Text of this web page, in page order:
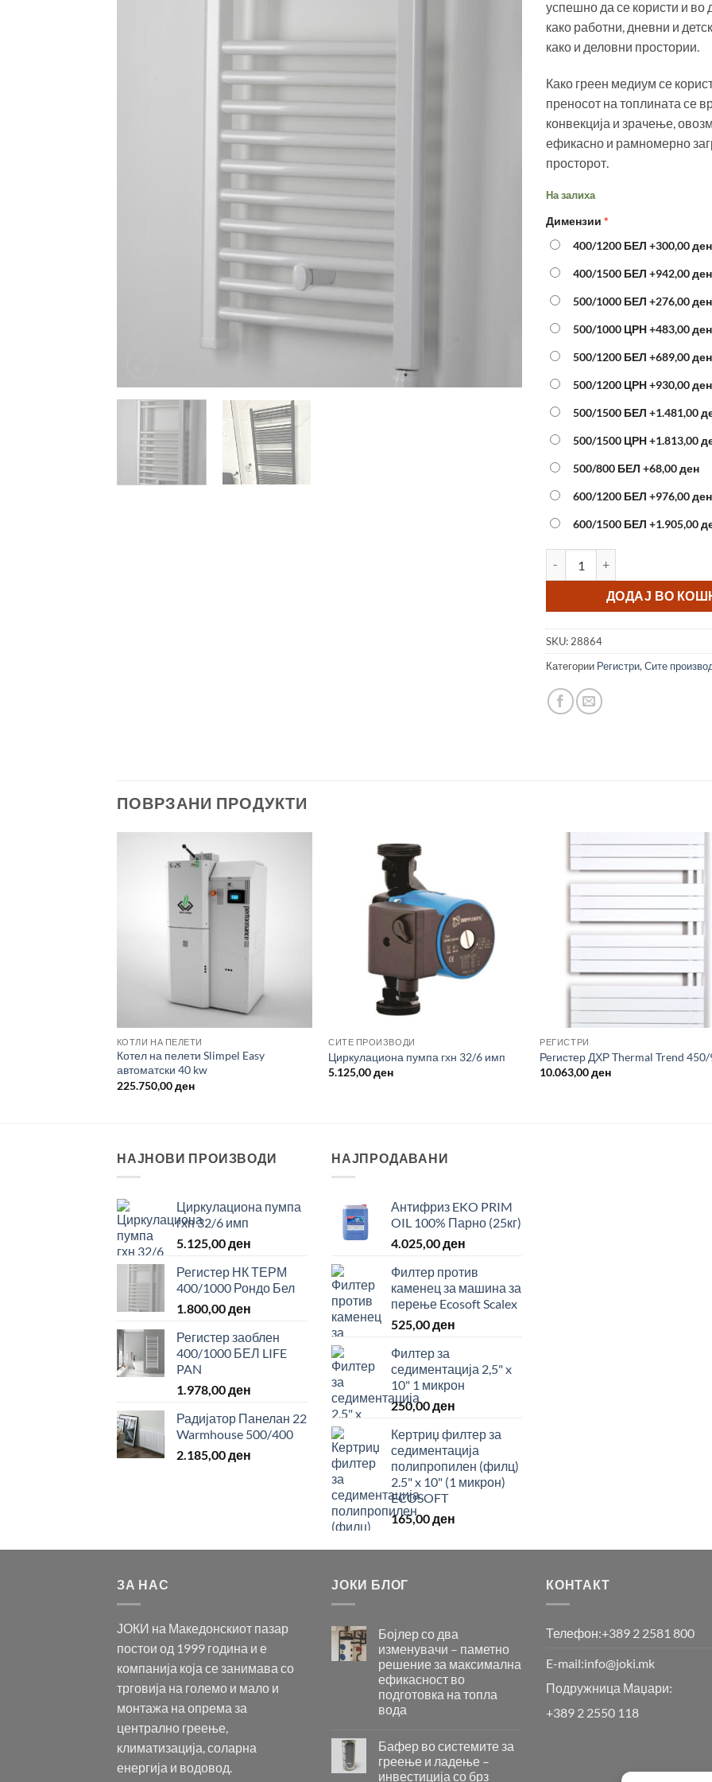
успешно да се користи и во
како работни, дневни и
како и деловни простории.
Како греен медиум се
преносот на топлината се
конвекција и зрачење,
ефикасно и рамномерно
просторот.
На залиха
Димензии
400/1200 БЕЛ +300,00 ден
400/1500 БЕЛ +942,00 ден
500/1000 БЕЛ +276,00 ден
500/1000 ЦРН+483,00 ден
500/1200 БЕЛ +689,00 ден
500/1200 ЦРН+930,00 ден
500/1500 БЕЛ +1.481,00
500/1500 ЦРН+1.813,00
500/800 БЕЛ +68,00 ден
600/1200 БЕЛ +976,00 ден
600/1500 БЕЛ +1.905,00
ДОДАЈ ВО
SKU: 28864
Категории Регистри, Сите
ПОВРЗАНИ ПРОДУКТИ
КОТЛИ НА ПЕЛЕТИ
Котел на пелети Slimpel Easy
автоматски 40 kw
225.750,00ден
СИТЕ ПРОИЗВОДИ
Циркулациона пумпа гхн 32/6 имп
5.125,00ден
РЕГИСТРИ
Регистер ДХР Thermal Trend
10.063,00ден
НАЈНОВИ ПРОИЗВОДИ
Циркулациона пумпа
гхн 32/6 имп
5.125,00ден
Регистер НК ТЕРМ
400/1000 Рондо Бел
1.800,00ден
Регистер заоблен
400/1000 БЕЛ LIFE
PAN
1.978,00ден
Радијатор Панелан 22
Warmhouse 500/400
2.185,00ден
НАЈПРОДАВАНИ
Антифриз EKO PRIM
OIL 100% Парно (25кг)
4.025,00ден
Филтер против
каменец за машина за
перење Ecosoft Scalex
525,00ден
Филтер за
седиментација 2,5" x
10" 1 микрон
250,00ден
Кертриџ филтер за
седиментација
полипропилен (филц)
2.5" x 10" (1 микрон)
ECOSOFT
165,00ден
ЗА НАС
ЈОКИ на Македонскиот пазар
постои од 1999 година и е
компанија која се занимава со
трговија на големо и мало и
монтажа на опрема за
централно греење,
климатизација, соларна
енергија и водовод.
ЈОКИ БЛОГ
Бојлер со два
изменувачи – паметно
решение за максимална
ефикасност во
подготовка на топла
вода
со
два
изменувачи
Бафер во системите за
греење и ладење –
инвестиција со брз
КОНТАКТ
Телефон:+389 2 2581 800
E-mail:info@joki.mk
Подружница Маџари:
+389 2 2550 118